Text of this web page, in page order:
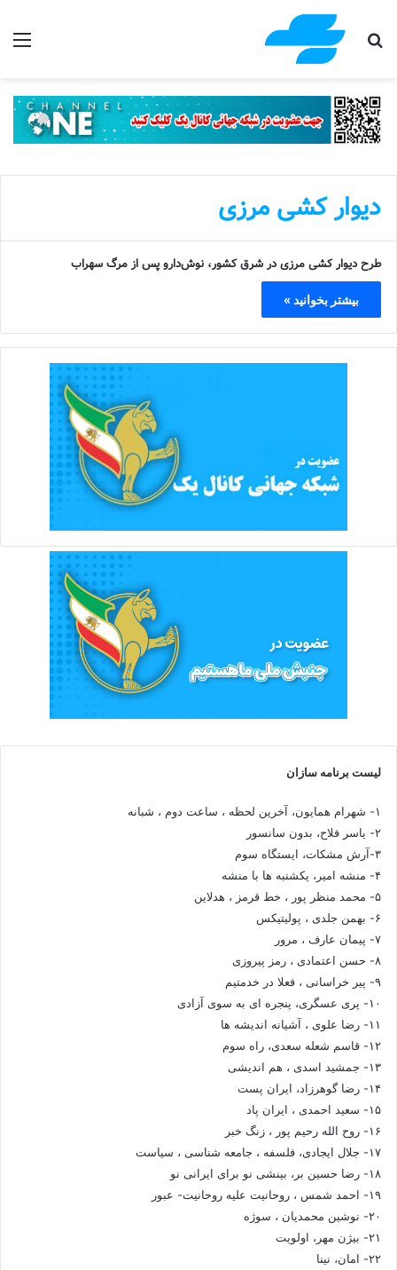
جستجو برای
دیوار کشی مرزی
طرح دیوار کشی مرزی در شرق کشور، نوش‌دارو پس از مرگ سهراب
بیشتر بخوانید »
لیست برنامه سازان
۱- شهرام همایون، آخرین لحظه ، ساعت دوم ، شبانه
۲- یاسر فلاح، بدون سانسور
۳-آرش مشکات، ایستگاه سوم
۴- منشه امیر، یکشنبه ها با منشه
۵- محمد منظر پور ، خط قرمز ، هدلاین
۶- بهمن جلدی ، پولیتیکس
۷- پیمان عارف ، مرور
۸- حسن اعتمادی ، رمز پیروزی
۹- پیر خراسانی ، فعلا در خدمتیم
۱۰- پری عسگری، پنجره ای به سوی آزادی
۱۱- رضا علوی ، آشیانه اندیشه ها
۱۲- قاسم شعله سعدی، راه سوم
۱۳- جمشید اسدی ، هم اندیشی
۱۴- رضا گوهرزاد، ایران پست
۱۵- سعید احمدی ، ایران پاد
۱۶- روح الله رحیم پور ، زنگ خبر
۱۷- جلال ایجادی، فلسفه ، جامعه شناسی ، سیاست
۱۸- رضا حسین بر، بینشی نو برای ایرانی نو
۱۹- احمد شمس ، روحانیت علیه روحانیت- عبور
۲۰- نوشین محمدیان ، سوژه
۲۱- بیژن مهر، اولویت
۲۲- امان، نینا